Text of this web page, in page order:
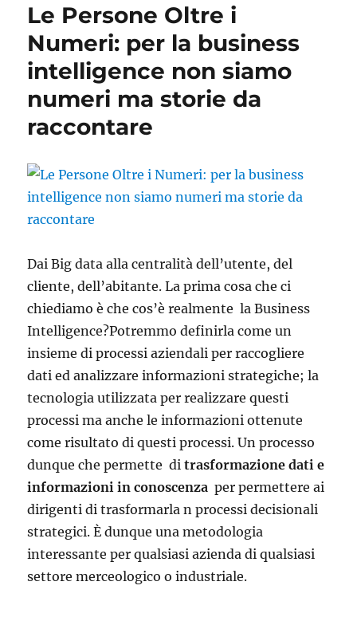
Le Persone Oltre i
Numeri: per la business
intelligence non siamo
numeri ma storie da
raccontare
Dai Big data alla centralità dell’utente, del
cliente, dell’abitante. La prima cosa che ci
chiediamo è che cos’è realmente la Business
Intelligence?Potremmo definirla come un
insieme di processi aziendali per raccogliere
dati ed analizzare informazioni strategiche; la
tecnologia utilizzata per realizzare questi
processi ma anche le informazioni ottenute
come risultato di questi processi. Un processo
dunque che permette ditrasformazione dati e
informazioni in conoscenza per permettere ai
dirigenti di trasformarla n processi decisionali
strategici. È dunque una metodologia
interessante per qualsiasi azienda di qualsiasi
settore merceologico o industriale.